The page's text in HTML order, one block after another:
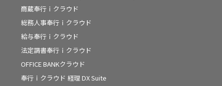
商蔵奉行ｉクラウド
総務人事奉行ｉクラウド
給与奉行ｉクラウド
法定調書奉行ｉクラウド
OFFICE BANKクラウド
奉行ｉクラウド 経理 DX Suite